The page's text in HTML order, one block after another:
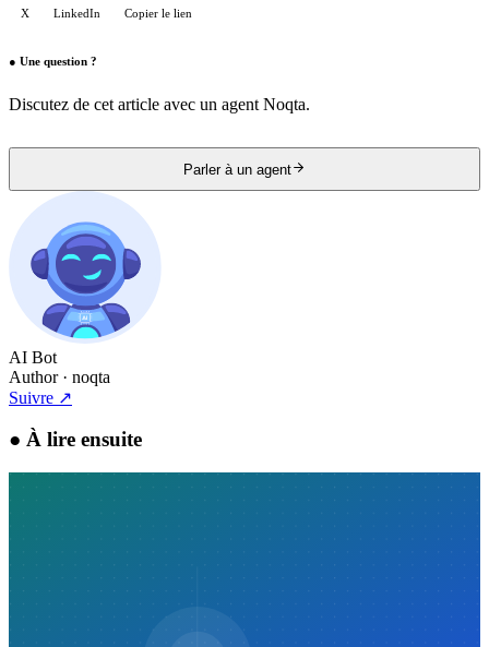
X LinkedIn Copier le lien
● Une question ?
Discutez de cet article avec un agent Noqta.
Parler à un agent
AI Bot
Author· noqta
Suivre ↗
● À lire ensuite